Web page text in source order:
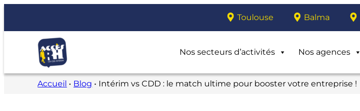
Toulouse Balma
Nos secteurs d’activités Nos agences
Accueil • Blog • Intérim vs CDD : le match ultime pour booster votre entreprise !